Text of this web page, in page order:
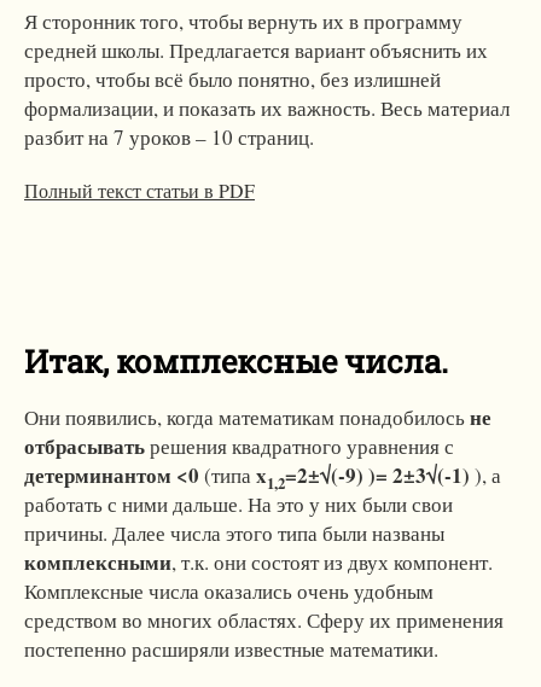
Я сторонник того, чтобы вернуть их в программу
средней школы. Предлагается вариант объяснить их
просто, чтобы всё было понятно, без излишней
формализации, и показать их важность. Весь материал
разбит на 7 уроков – 10 страниц.
Полный текст статьи в PDF
Итак, комплексные числа.
Они появились, когда математикам понадобилосьне
отбрасыватьрешения квадратного уравнения с
детерминантом <0 (типаx1,2=2±√(-9) )= 2±3√(-1) ), а
работать с ними дальше. На это у них были свои
причины. Далее числа этого типа были названы
комплексными, т.к. они состоят из двух компонент.
Комплексные числа оказались очень удобным
средством во многих областях. Сферу их применения
постепенно расширяли известные математики.